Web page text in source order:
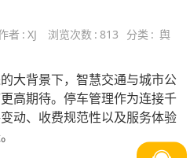
者 : XJ 浏览次数 : 813 分类 : 舆
大背景下，智慧交通与城市公
高期待。停车管理作为连接千
动、收费规范性以及服务体验